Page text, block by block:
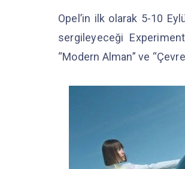
Opel’in ilk olarak 5-10
sergileyeceği
“Modern Alman” ve